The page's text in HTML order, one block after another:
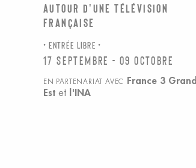
Autour d'Une télévision
française
ENTRÉE LIBRE
17 septembre - 09 octobre
EN PARTENARIAT AVEC
France 3 Grand
Est et l'INA